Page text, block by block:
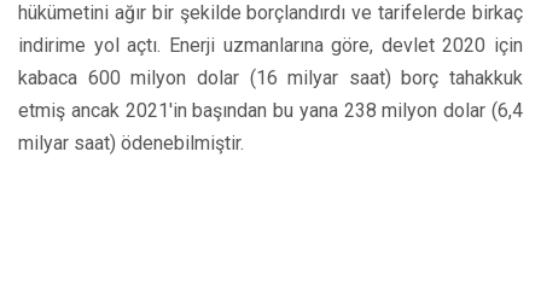
hükümetini ağır bir şekilde borçlandırdı ve tarifelerde birkaç
indirime yol açtı. Enerji uzmanlarına göre, devlet 2020 için
kabaca 600 milyon dolar (16 milyar saat) borç tahakkuk
etmiş ancak 2021'in başından bu yana 238 milyon dolar (6,4
milyar saat) ödenebilmiştir.